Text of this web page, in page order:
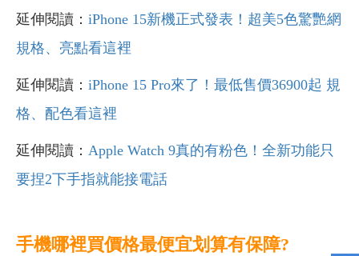
延伸閱讀： iPhone 15新機正式發表！超美5色驚艷網
規格、亮點看這裡
延伸閱讀： iPhone 15 Pro來了！最低售價36900起 規
格、配色看這裡
延伸閱讀： Apple Watch 9真的有粉色！全新功能只
要捏2下手指就能接電話
手機哪裡買價格最便宜划算有保障?